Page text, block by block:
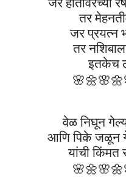
जर हातावरच्या
तर
जर
तर
इतकेच
🌸🌼🌸🌼
वेळ निघून
आणि पिके जळून
यांची
🌸🌼🌸🌼